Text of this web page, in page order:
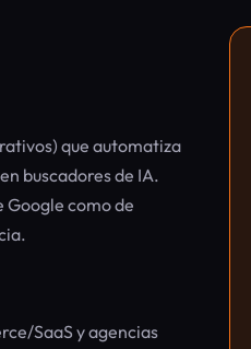
que automatiza
buscadores de IA.
como de
SaaS y agencias